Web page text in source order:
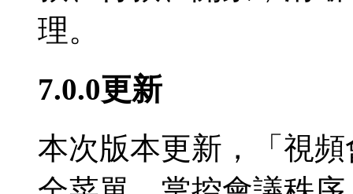
理。
7.0.0更新
本次版本更新，「視